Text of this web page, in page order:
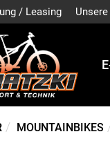
/ Leasing
MOUNTAINBIKES